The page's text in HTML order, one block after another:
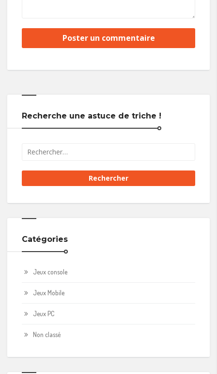
Recherche une astuce de triche !
Catégories
Jeux console
Jeux Mobile
Jeux PC
Non classé